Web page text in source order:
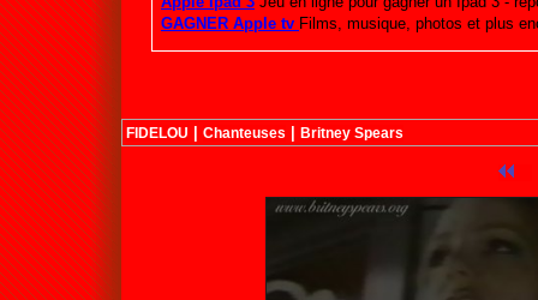
FIDELOU | Chanteuses | Britney Spears